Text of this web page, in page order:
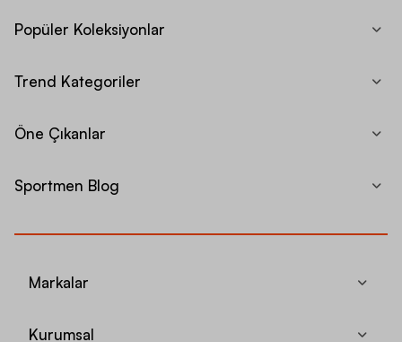
Popüler Koleksiyonlar
Trend Kategoriler
Öne Çıkanlar
Sportmen Blog
Markalar
Kurumsal